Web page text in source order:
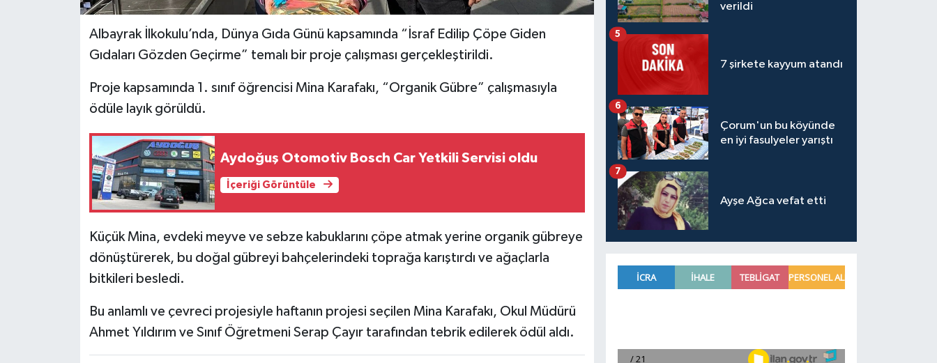
Albayrak İlkokulu’nda, Dünya Gıda Günü kapsamında “İsraf Edilip Çöpe Giden
Gıdaları Gözden Geçirme” temalı bir proje çalışması gerçekleştirildi.
Proje kapsamında 1. sınıf öğrencisi Mina Karafakı, “Organik Gübre” çalışmasıyla
ödüle layık görüldü.
Aydoğuş Otomotiv Bosch Car Yetkili Servisi oldu
İçeriği Görüntüle
Küçük Mina, evdeki meyve ve sebze kabuklarını çöpe atmak yerine organik gübreye
dönüştürerek, bu doğal gübreyi bahçelerindeki toprağa karıştırdı ve ağaçlarla
bitkileri besledi.
Bu anlamlı ve çevreci projesiyle haftanın projesi seçilen Mina Karafakı, Okul Müdürü
Ahmet Yıldırım ve Sınıf Öğretmeni Serap Çayır tarafından tebrik edilerek ödül aldı.
verildi
7 şirkete kayyum atandı
5
Çorum'un bu köyünde
en iyi fasulyeler yarıştı
6
Ayşe Ağca vefat etti
7